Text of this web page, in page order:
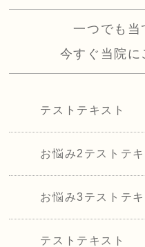
一つでも当
今すぐ当院に
テストテキスト
お悩み2テストテキ
お悩み3テストテキ
テストテキスト